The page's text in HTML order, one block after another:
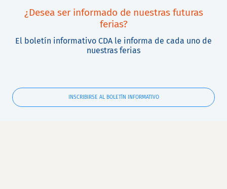
¿Desea ser informado de nuestras futuras
ferias?
El boletín informativo CDA le informa de cada uno de
nuestras ferias
INSCRIBIRSE AL BOLETÍN INFORMATIVO